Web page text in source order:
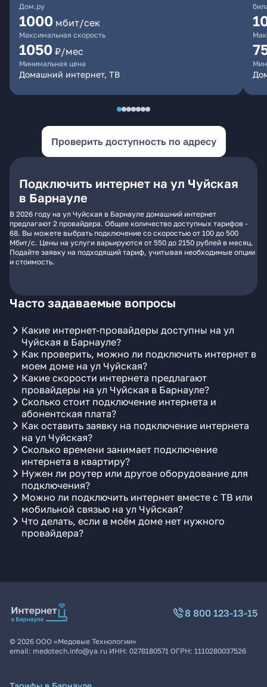
Дом.ру
1000 мбит/сек
Максимальная скорость
1050 ₽/мес
Минимальная цена
Домашний интернет, ТВ
Проверить доступность по адресу
Подключить интернет на ул Чуйская
в Барнауле
В 2026 году на ул Чуйская в Барнауле домашний интернет
предлагают 2 провайдера. Общее количество доступных тарифов -
68. Вы можете выбрать подключение со скоростью от 100 до 500
Мбит/с. Цены на услуги варьируются от 550 до 2150 рублей в месяц.
Подайте заявку на подходящий тариф, учитывая необходимые опции
и стоимость.
Часто задаваемые вопросы
Какие интернет-провайдеры доступны на ул
Чуйская в Барнауле?
Как проверить, можно ли подключить интернет в
моем доме на ул Чуйская?
Какие скорости интернета предлагают
провайдеры на ул Чуйская в Барнауле?
Сколько стоит подключение интернета и
абонентская плата?
Как оставить заявку на подключение интернета
на ул Чуйская?
Сколько времени занимает подключение
интернета в квартиру?
Нужен ли роутер или другое оборудование для
подключения?
Можно ли подключить интернет вместе с ТВ или
мобильной связью на ул Чуйская?
Что делать, если в моём доме нет нужного
провайдера?
8 800 123-13-15
© 2026 ООО «Медовые Технологии»
email: medotech.info@ya.ru ИНН: 0278180571 ОГРН: 1110280037526